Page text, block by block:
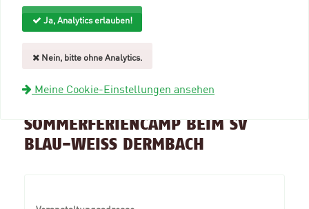
Ja, Analytics erlauben!
Nein, bitte ohne Analytics.
Meine Cookie-Einstellungen ansehen
Anmelden
Suche und Filter
zurück zur Übersicht
SOMMERFERIENCAMP BEIM SV
BLAU-WEISS DERMBACH